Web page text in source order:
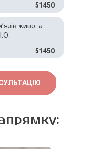
51450
живота
51450